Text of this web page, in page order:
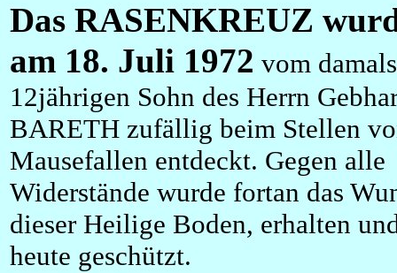
Das RASENKREUZ
am 18. Juli 1972 vom damals
12jährigen Sohn des Herrn
BARETH zufällig beim Stellen
Mausefallen entdeckt. Gegen alle
Widerstände wurde fortan das
dieser Heilige Boden, erhalten
heute geschützt.